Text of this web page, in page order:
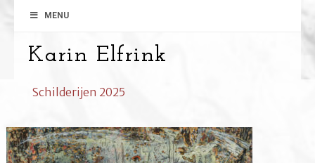
MENU
Karin Elfrink
Schilderijen 2025